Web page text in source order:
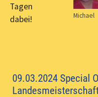
Tagen
dabei!
Michael
09.03.2024 Special